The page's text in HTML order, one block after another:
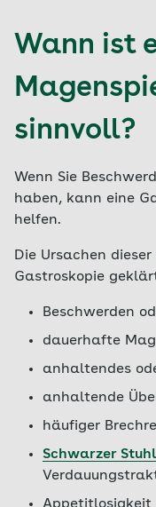
Wann ist
sinnvoll?
Wenn Sie
haben, kann eine
helfen.
Die Ursachen dieser
Gastroskopie
Beschwerden
dauerhafte
anhaltendes
anhaltende
häufiger
Schwarzer Stuhl